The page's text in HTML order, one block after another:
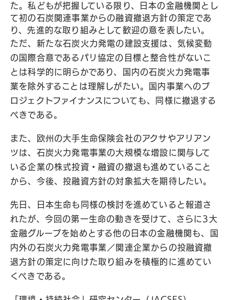
た。私どもが把握している限り、日本の金融機関とし
て初の石炭関連事業からの融資撤退方針の策定であ
り、先進的な取り組みとして歓迎の意を表したい。
ただ、新たな石炭火力発電の建設支援は、気候変動
の国際合意であるパリ協定の目標と整合性がないこ
とは科学的に明らかであり、国内の石炭火力発電事
業を除外することは理解しがたい。国内事業へのプ
ロジェクトファイナンスについても、同様に撤退する
べきである。
また、欧州の大手生命保険会社のアクサやアリアン
ツは、石炭火力発電事業の大規模な増設に関与して
いる企業の株式投資・融資の撤退も進めていること
から、今後、投融資方針の対象拡大を期待したい。
先日、日本生命も同様の検討を進めていると報道さ
れたが、今回の第一生命の動きを受けて、さらに3大
金融グループを始めとする他の日本の金融機関も、国
内外の石炭火力発電事業／関連企業からの投融資撤
退方針の策定に向けた取り組みを積極的に進めてい
くべきである。